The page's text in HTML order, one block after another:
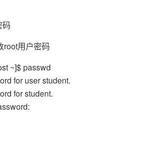
码
root用户密码
~]$ passwd
for user student.
for student.
UNIX password:
password: